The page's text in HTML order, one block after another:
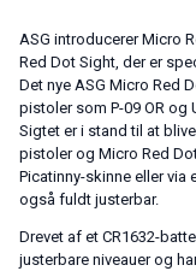
ASG introducerer Micro
Red Dot Sight, der er
Det nye ASG Micro Red
pistoler som P-09 OR og
Sigtet er i stand til at
pistoler og Micro Red
Picatinny-skinne eller via
også fuldt justerbar.
Drevet af et CR1632-
justerbare niveauer og